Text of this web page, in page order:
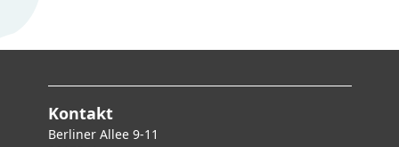
Kontakt
Berliner Allee 9-11